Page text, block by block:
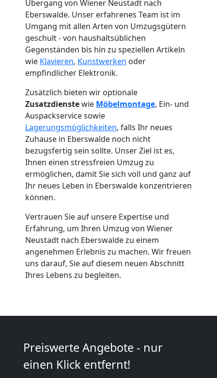
Übergang von Wiener Neustadt nach
Eberswalde. Unser erfahrenes Team ist im
Umgang mit allen Arten von Umzugsgütern
geschult - von haushaltsüblichen
Gegenständen bis hin zu speziellen Artikeln
wie Klavieren, Kunstwerken oder
empfindlicher Elektronik.
Zusätzlich bieten wir optionale
Zusatzdienstewie Möbelmontage, Ein- und
Auspackservice sowie
Lagerungsmöglichkeiten, falls Ihr neues
Zuhause in Eberswalde noch nicht
bezugsfertig sein sollte. Unser Ziel ist es,
Ihnen einen stressfreien Umzug zu
ermöglichen, damit Sie sich voll und ganz auf
Ihr neues Leben in Eberswalde konzentrieren
können.
Vertrauen Sie auf unsere Expertise und
Erfahrung, um Ihren Umzug von Wiener
Neustadt nach Eberswalde zu einem
angenehmen Erlebnis zu machen. Wir freuen
uns darauf, Sie auf diesem neuen Abschnitt
Ihres Lebens zu begleiten.
Preiswerte Angebote - nur
einen Klick entfernt!
Umzugshelfer
Wiener
Neustadt
Möbeltaxi
Wiener
Neustadt
Kleintransport
Wiener